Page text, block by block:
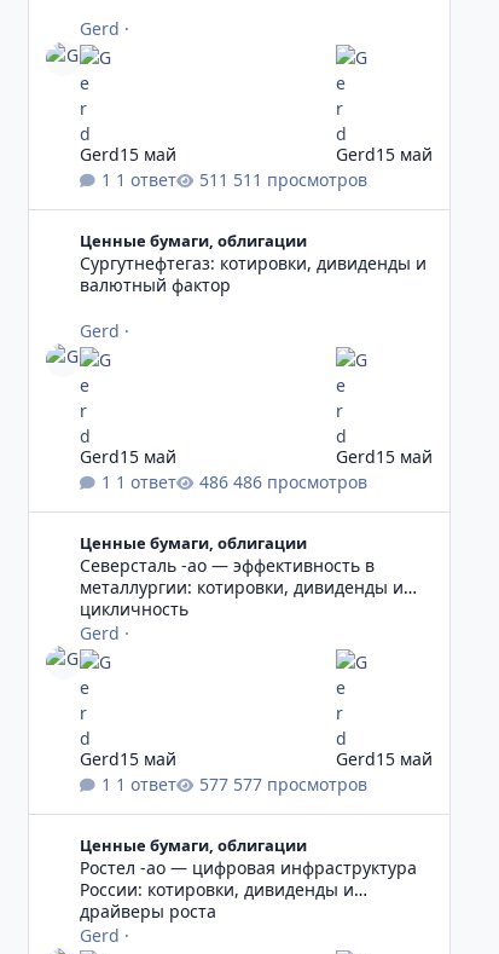
Gerd ·
1 ответ 511 просмотров
Gerd15 май Gerd15 май
Ценные бумаги, облигации
Сургутнефтегаз: котировки, дивиденды и
валютный фактор
Gerd ·
1 ответ 486 просмотров
Gerd15 май Gerd15 май
Ценные бумаги, облигации
Северсталь -ао — эффективность в
металлургии: котировки, дивиденды и
цикличность
Gerd ·
1 ответ 577 просмотров
Gerd15 май Gerd15 май
Ценные бумаги, облигации
Ростел -ао — цифровая инфраструктура
России: котировки, дивиденды и
драйверы роста
Gerd ·